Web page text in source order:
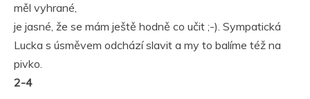
měl vyhrané,
je jasné, že se mám ještě hodně co učit ;-). Sympatická
Lucka s úsměvem odchází slavit a my to balíme též na
pivko.
2-4